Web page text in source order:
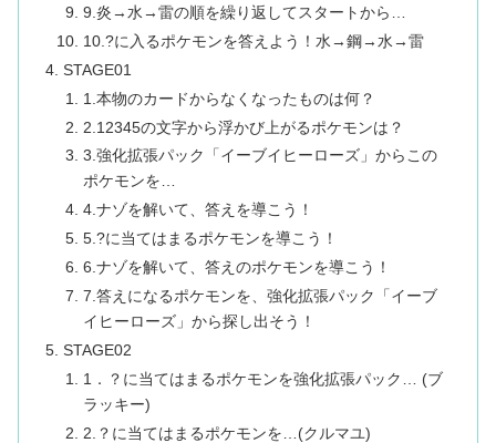
9.炎→水→雷の順を繰り返してスタートから…
10.?に入るポケモンを答えよう！水→鋼→水→雷
STAGE01
1.本物のカードからなくなったものは何？
2.12345の文字から浮かび上がるポケモンは？
3.強化拡張パック「イーブイヒーローズ」からこの
ポケモンを…
4.ナゾを解いて、答えを導こう！
5.?に当てはまるポケモンを導こう！
6.ナゾを解いて、答えのポケモンを導こう！
7.答えになるポケモンを、強化拡張パック「イーブ
イヒーローズ」から探し出そう！
STAGE02
1．？に当てはまるポケモンを強化拡張パック… (ブ
ラッキー)
2.？に当てはまるポケモンを…(クルマユ)